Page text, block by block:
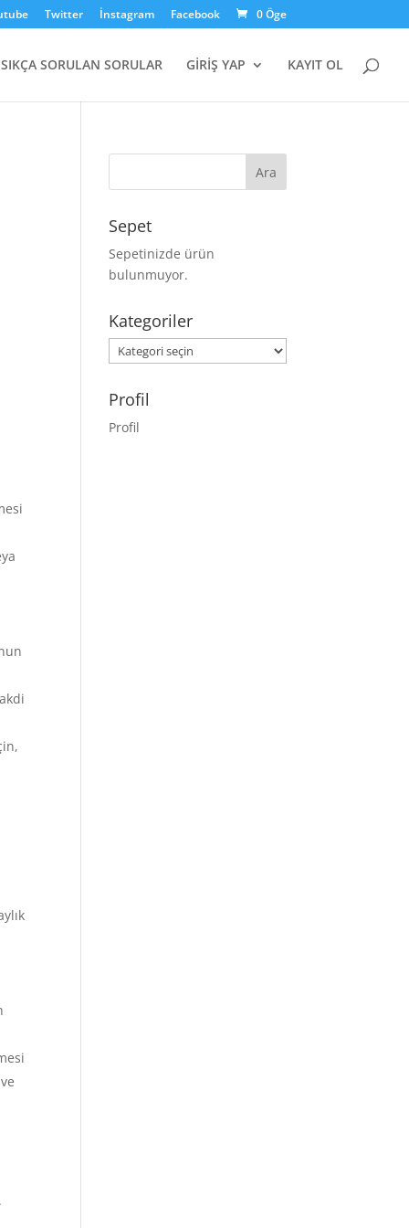
Twitter İnstagram Facebook 0 Öge
SIKÇA SORULAN SORULAR GİRİŞ YAP KAYIT OL
Sepet
Sepetinizde ürün
bulunmuyor.
Kategoriler
Kategoriler
Profil
Profil